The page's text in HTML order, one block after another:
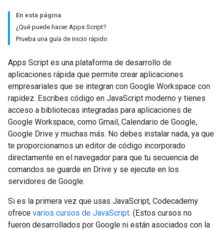
En esta página
¿Qué puede hacer Apps Script?
Prueba una guía de inicio rápido
Apps Script es una plataforma de desarrollo de
aplicaciones rápida que permite crear aplicaciones
empresariales que se integran con Google Workspace con
rapidez. Escribes código en JavaScript moderno y tienes
acceso a bibliotecas integradas para aplicaciones de
Google Workspace, como Gmail, Calendario de Google,
Google Drive y muchas más. No debes instalar nada, ya que
te proporcionamos un editor de código incorporado
directamente en el navegador para que tu secuencia de
comandos se guarde en Drive y se ejecute en los
servidores de Google.
Si es la primera vez que usas JavaScript, Codecademy
ofrece varios cursos de JavaScript. (Estos cursos no
fueron desarrollados por Google ni están asociados con la